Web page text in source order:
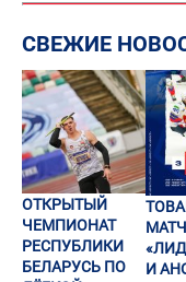
СВЕЖИЕ
ОТКРЫТЫЙ
ЧЕМПИОНАТ
РЕСПУБЛИКИ
БЕЛАРУСЬ ПО
И